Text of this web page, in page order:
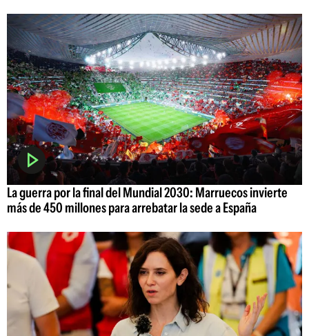
La guerra por la final del Mundial 2030: Marruecos invierte
más de 450 millones para arrebatar la sede a España